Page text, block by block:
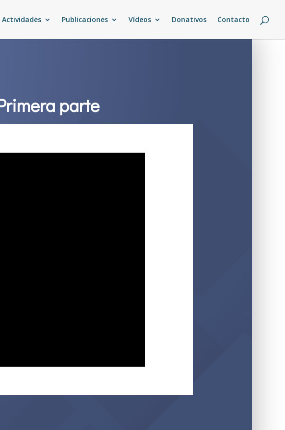
Actividades Publicaciones Vídeos Donativos Contacto
parte